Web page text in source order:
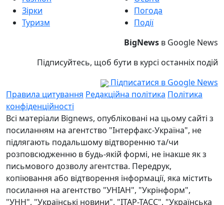
Зірки
Туризм
Погода
Події
BigNews в Google News
Підписуйтесь, щоб бути в курсі останніх подій
Підписатися в Google News
Правила цитування Редакційна політика Політика
конфіденційності
Всі матеріали Bignews, опубліковані на цьому сайті з
посиланням на агентство "Інтерфакс-Україна", не
підлягають подальшому відтворенню та/чи
розповсюдженню в будь-якій формі, не інакше як з
письмового дозволу агентства. Передрук,
копіювання або відтворення інформації, яка містить
посилання на агентство "УНІАН", "Укрінформ",
"УНН", "Українські новини", "ІТАР-ТАСС", "Українська